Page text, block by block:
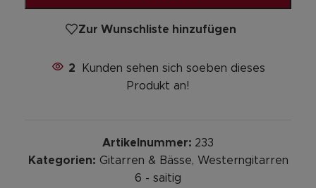
Zur Wunschliste hinzufügen
2
Kunden sehen sich soeben dieses
Produkt an!
Artikelnummer: 233
Kategorien: Gitarren & Bässe, Westerngitarren
6 - saitig